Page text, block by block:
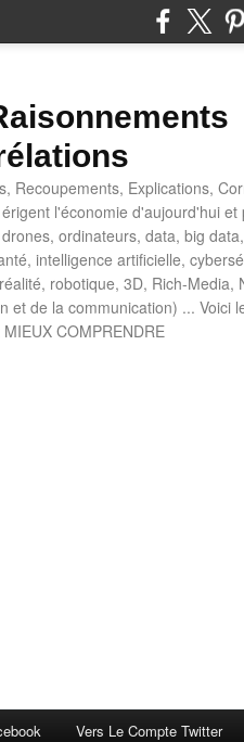
Recoupements, Explications,
l'économie d'aujourd'hui et
ordinateurs, data, big
intelligence artificielle,
robotique, 3D, Rich-Media,
et de la communication) ... Voici
COMPRENDRE
Vers Le Compte Twitter